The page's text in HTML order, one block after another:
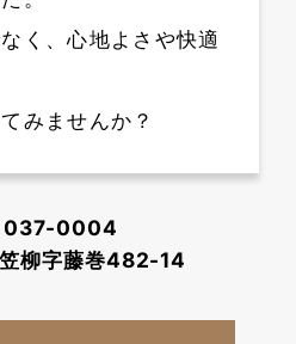
く、心地よさや快適
みませんか？
037-0004
柳字藤巻482-14